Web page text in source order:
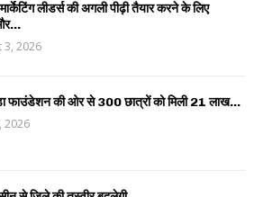
लीडर्स की अगली पीढ़ी तैयार करने के लिए
3, 2026
फाउंडेशन की ओर से 300 छात्रों को मिली 21 लाख...
2026